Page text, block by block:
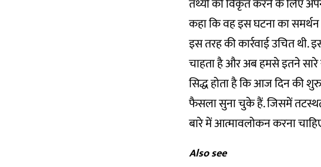
तथ्यों को विकृत करने के लिए
कहा कि वह इस घटना का समर्थन
इस तरह की कार्रवाई उचित
चाहता है और अब हमसे इतने
सिद्ध होता है कि आज दिन की
फैसला सुना चुके हैं. जिसमें
बारे में आत्मावलोकन करना
Also see